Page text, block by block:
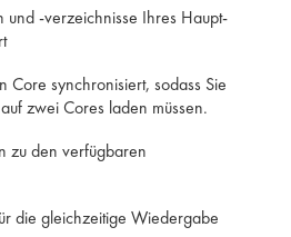
-verzeichnisse Ihres Haupt-
Core synchronisiert, sodass Sie
zwei Cores laden müssen.
zu den verfügbaren
die gleichzeitige Wiedergabe